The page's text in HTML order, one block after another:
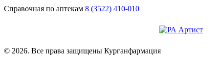
Справочная по аптекам 8 (3522) 410-010
© 2026. Все права защищены Курганфармация